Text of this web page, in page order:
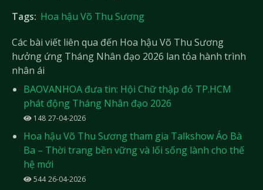
Tags: Hoa hậu Võ Thu Sương
Các bài viết liên qua đến Hoa hậu Võ Thu Sương
hưởng ứng Tháng Nhân đạo 2026 lan tỏa hành trình
nhân ái
BAOVANHOA đưa tin: Hội Chữ thập đỏ TP.HCM
phát động Tháng Nhân đạo 2026
148 27-04-2026
Hoa hậu Võ Thu Sương tham gia Talkshow Áo Bà
Ba – Thời trang bền vững và lối sống lành cho thế
hệ mới
544 26-04-2026